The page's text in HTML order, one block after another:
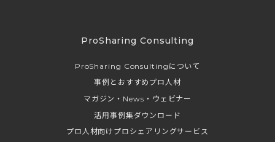
ProSharing Consulting
ProSharing Consultingについて
事例とおすすめプロ人材
マガジン・News・ウェビナー
活用事例集ダウンロード
プロ人材向けプロシェアリングサービス